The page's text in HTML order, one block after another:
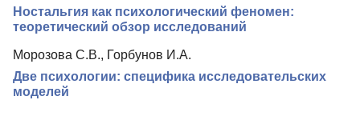
Ностальгия как психологический феномен:
теоретический обзор исследований
Морозова С.В., Горбунов И.А.
Две психологии: специфика исследовательских
моделей